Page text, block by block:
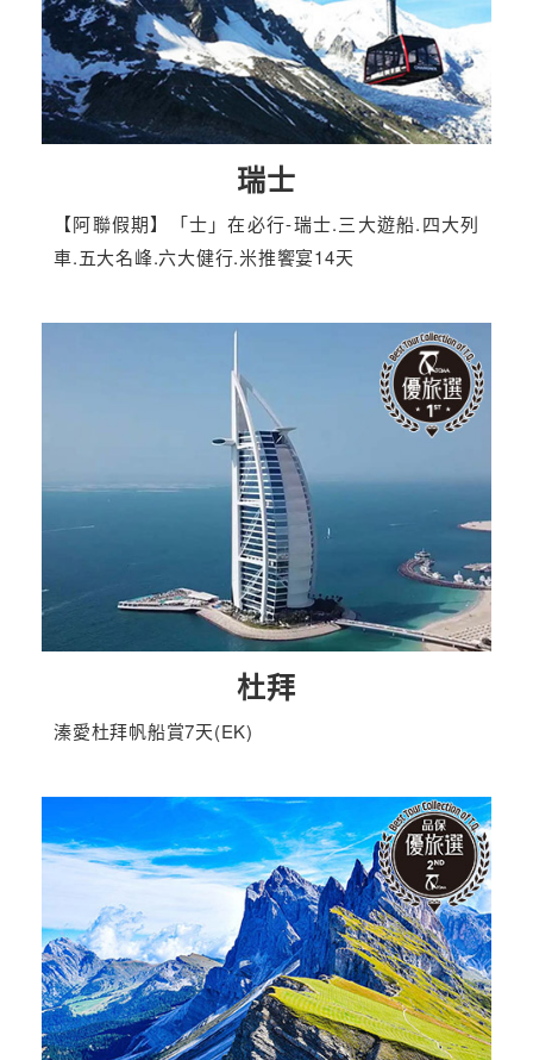
瑞士
【阿聯假期】「士」在必行-瑞士.三大遊船.四大列
車.五大名峰.六大健行.米推饗宴14天
杜拜
溱愛杜拜帆船賞7天(EK)